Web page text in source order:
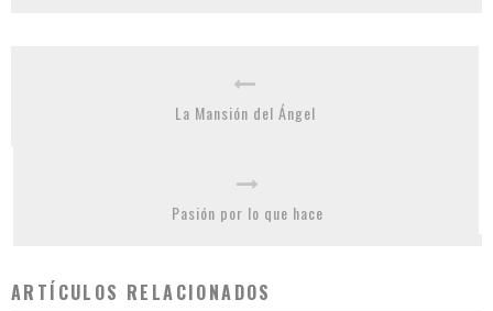
La Mansión del Ángel
Pasión por lo que hace
ARTÍCULOS RELACIONADOS